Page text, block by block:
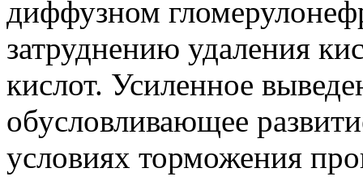
диффузном
затруднению удаления
кислот. Усиленное
обусловливающее
условиях торможения